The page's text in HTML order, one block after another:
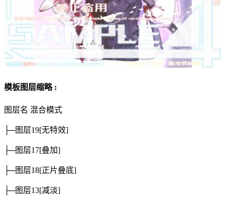
模板图层缩略 :
图层名 混合模式
├─图层19[无特效]
├─图层17[叠加]
├─图层18[正片叠底]
├─图层13[减淡]